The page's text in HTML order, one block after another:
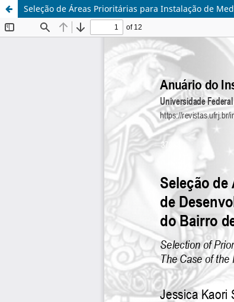
Seleção de Áreas Prioritárias para Instalação de